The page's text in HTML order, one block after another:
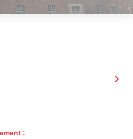
GÉRER
Contacter
: